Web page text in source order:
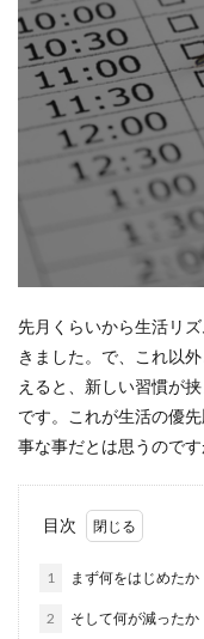
先月くらいから生活リ
きました。で、これ以
えると、新しい習慣が
です。これが生活の優
事な事だとは思うのです
目次
1 まず何をはじめたか
2 そして何が減ったか